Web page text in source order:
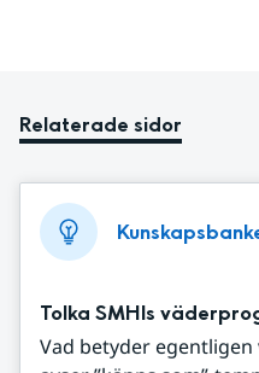
Relaterade sidor
Tolka SMHIs
Vad betyder egentligen